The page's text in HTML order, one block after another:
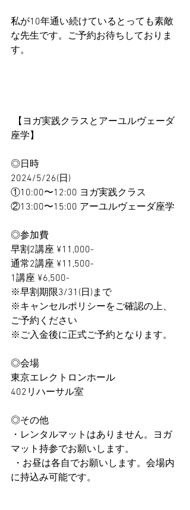
私が10年通い続けているとっても素敵
な先生です。ご予約お待ちしておりま
す。
座学】
◎日時
2024/5/26(日)
①10:00〜12:00 ヨガ実践クラス
②13:00〜15:00 アーユルヴェーダ座学
◎参加費
早割2講座 ¥11,000-
通常2講座 ¥11,500-
1講座 ¥6,500-
※早割期限3/31(日)まで
※キャンセルポリシーをご確認の上、
ご予約ください
※ご入金後に正式ご予約となります。
◎会場
東京エレクトロンホール
402リハーサル室
◎その他
・レンタルマットはありません。ヨガ
マット持参でお願いします。
に持込み可能です。